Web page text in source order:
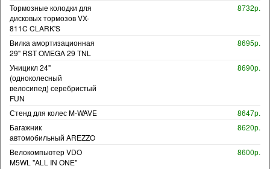
Тормозные колодки для
дисковых тормозов VX-
811C CLARK'S
8732р.
Вилка амортизационная
29" RST OMEGA 29 TNL
8695р.
Уницикл 24"
(одноколесный
велосипед) серебристый
FUN
8690р.
Стенд для колес M-WAVE
8647р.
Багажник
автомобильный AREZZO
8620р.
Велокомпьютер VDO
M5WL "ALL IN ONE"
8600р.